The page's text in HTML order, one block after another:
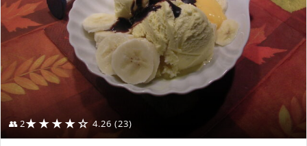
👥 2★★★★☆ 4.26 (23)